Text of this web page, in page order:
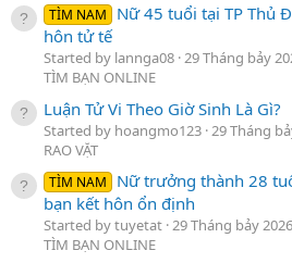
TÌM NAM
Nữ 45 tuổi tại TP Thủ
hôn tử tế
Started by lannga08 29 Tháng bảy
TÌM BẠN ONLINE
Luận Tử Vi Theo Giờ Sinh Là Gì?
Started by hoangmo123 29 Tháng
RAO VẶT
TÌM NAM
Nữ trưởng thành 28
bạn kết hôn ổn định
Started by tuyetat 29 Tháng bảy 2026
TÌM BẠN ONLINE